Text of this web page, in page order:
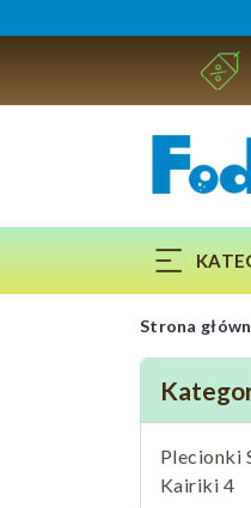
Strona
Plecionki
Kairiki 4